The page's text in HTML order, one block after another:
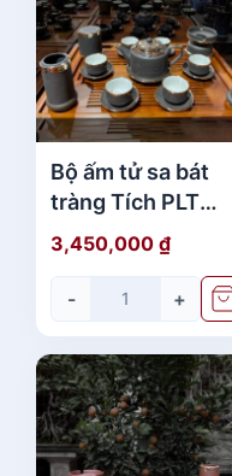
Bộ ấm tử sa bát
tràng Tích PLT
Xanh Bọc Đồng
Bạch Full Phụ Kiện
chính hãng
3,450,000 ₫
- +